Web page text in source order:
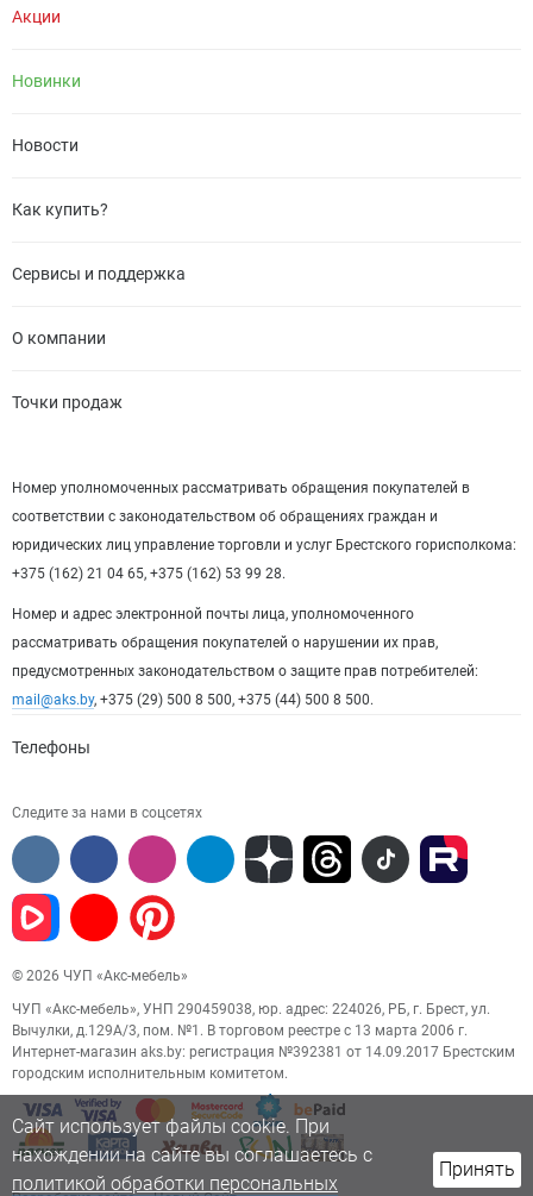
Акции
Новинки
Новости
Как купить?
Сервисы и поддержка
О компании
Точки продаж
Номер уполномоченных рассматривать обращения покупателей в
соответствии с законодательством об обращениях граждан и
юридических лиц управление торговли и услуг Брестского горисполкома:
+375 (162) 21 04 65, +375 (162) 53 99 28.
Номер и адрес электронной почты лица, уполномоченного
рассматривать обращения покупателей о нарушении их прав,
предусмотренных законодательством о защите прав потребителей:
mail@aks.by, +375 (29) 500 8 500, +375 (44) 500 8 500.
Телефоны
Следите за нами в соцсетях
© 2026 ЧУП «Акс-мебель»
ЧУП «Акс-мебель», УНП 290459038, юр. адрес: 224026, РБ, г. Брест, ул.
Вычулки, д.129А/3, пом. №1. В торговом реестре с 13 марта 2006 г.
Интернет-магазин aks.by: регистрация №392381 от 14.09.2017 Брестским
городским исполнительным комитетом.
Сайт использует файлы cookie. При
нахождении на сайте вы соглашаетесь с
политикой обработки персональных
Принять